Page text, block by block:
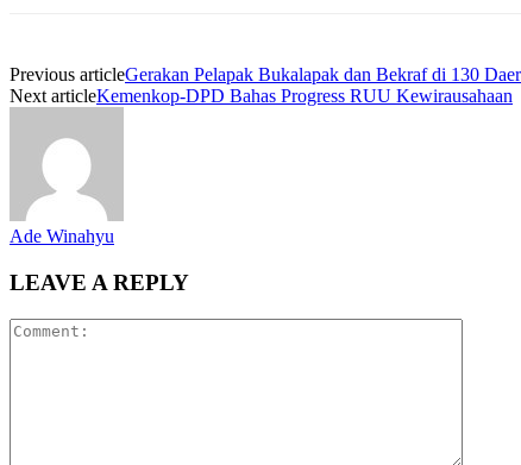
Previous articleGerakan Pelapak Bukalapak dan Bekraf di 130
Next articleKemenkop-DPD Bahas Progress RUU Kewirausahaan
Ade Winahyu
LEAVE A REPLY